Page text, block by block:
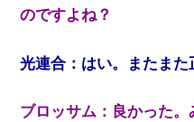
のですよね？
光連合：はい。またまた
ブロッサム：良かった